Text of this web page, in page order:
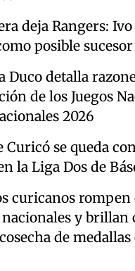
deja Rangers:
posible sucesor
Duco detalla
de los Juegos
2026
Curicó se queda
la Liga Dos de
curicanos rompen
y brillan
de medallas